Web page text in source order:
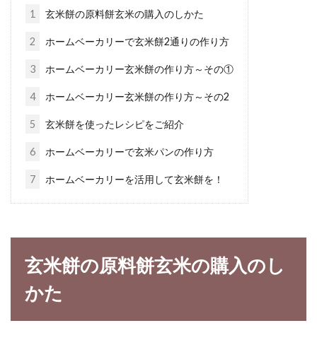
て少し面倒で、手間暇がかかります。なかで
玄米は栄養価が高いからおかずがい
玄米は栄養価が高く、マクロビオティック界で
は「完全栄養食」と言われています。もし、本
当に...
の注意点とポイントとは？
浸水のためにも使えます。ですがその場合に、
1 玄米餅の原料餅玄米の購入のしかた
2 ホームベーカリーで玄米餅2通りの作り方
3 ホームベーカリー玄米餅の作り方～その①
4 ホームベーカリー玄米餅の作り方～その2
5 玄米餅を使ったレシピをご紹介
6 ホームベーカリーで玄米パンの作り方
7 ホームベーカリーを活用して玄米餅を！
玄米餅の原料餅玄米の購入のし
かた